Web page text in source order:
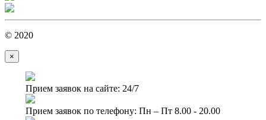
© 2020
×
Прием заявок на сайте: 24/7
Прием заявок по телефону: Пн – Пт 8.00 - 20.00